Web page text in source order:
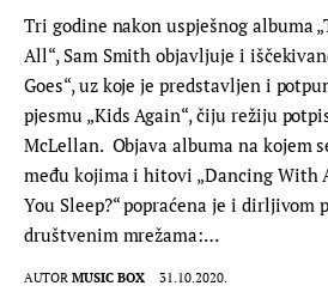
Tri godine nakon uspješnog albuma
All“, Sam Smith objavljuje i
Goes“, uz koje je predstavljen i
pjesmu „Kids Again“, čiju režiju
McLellan. Objava albuma na kojem
među kojima i hitovi „Dancing With
You Sleep?“ popraćena je i dirljivom
društvenim mrežama:…
AUTOR MUSIC BOX 31.10.2020.